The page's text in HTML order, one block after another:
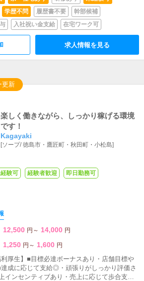
学歴不問 履歴書不要
幹部候補
入社祝い金支給 在宅ワーク可
求人情報を見る
更新
楽しく働きながら、しっかり稼げる環境
です！
Kagayaki
[ソープ/徳島市・鷹匠町・秋田町・小松島]
験可 経験者歓迎 即日勤務可
12,500 円 ～ 14,000 円
1,250 円 ～ 1,600 円
利厚生】■目標必達ボーナスあり・店舗目標や
成に応じて支給◎・頑張りがしっかり評価さ
インセンティブあり・売上に応じて歩合支